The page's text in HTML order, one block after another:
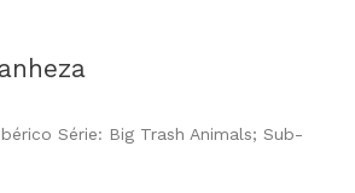
Série: Big Trash Animals; Sub-